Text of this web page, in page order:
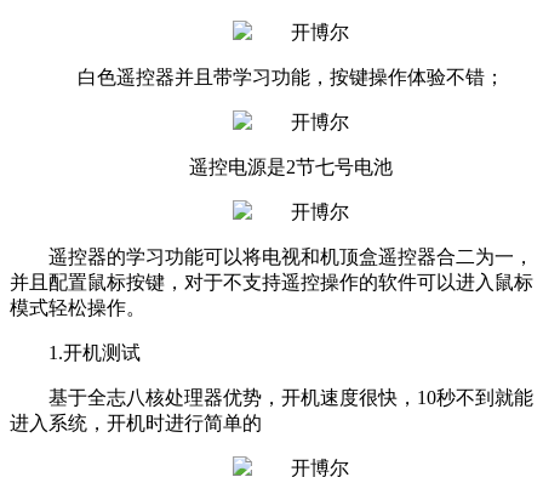
白色遥控器并且带学习功能，按键操作体验不错；
遥控电源是2节七号电池
遥控器的学习功能可以将电视和机顶盒遥控器合二为一，
并且配置鼠标按键，对于不支持遥控操作的软件可以进入鼠标
模式轻松操作。
1.开机测试
基于全志八核处理器优势，开机速度很快，10秒不到就能
进入系统，开机时进行简单的